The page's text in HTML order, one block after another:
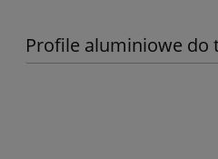
Profile aluminiowe do